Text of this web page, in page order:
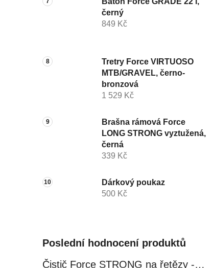
černý
849 Kč
Tretry Force VIRTUOSO
MTB/GRAVEL, černo-
bronzová
1 529 Kč
Brašna rámová Force
LONG STRONG vyztužená,
černá
339 Kč
Dárkový poukaz
500 Kč
Poslední hodnocení produktů
Čistič Force STRONG na řetězy - 0,5 l, láhev - růžový